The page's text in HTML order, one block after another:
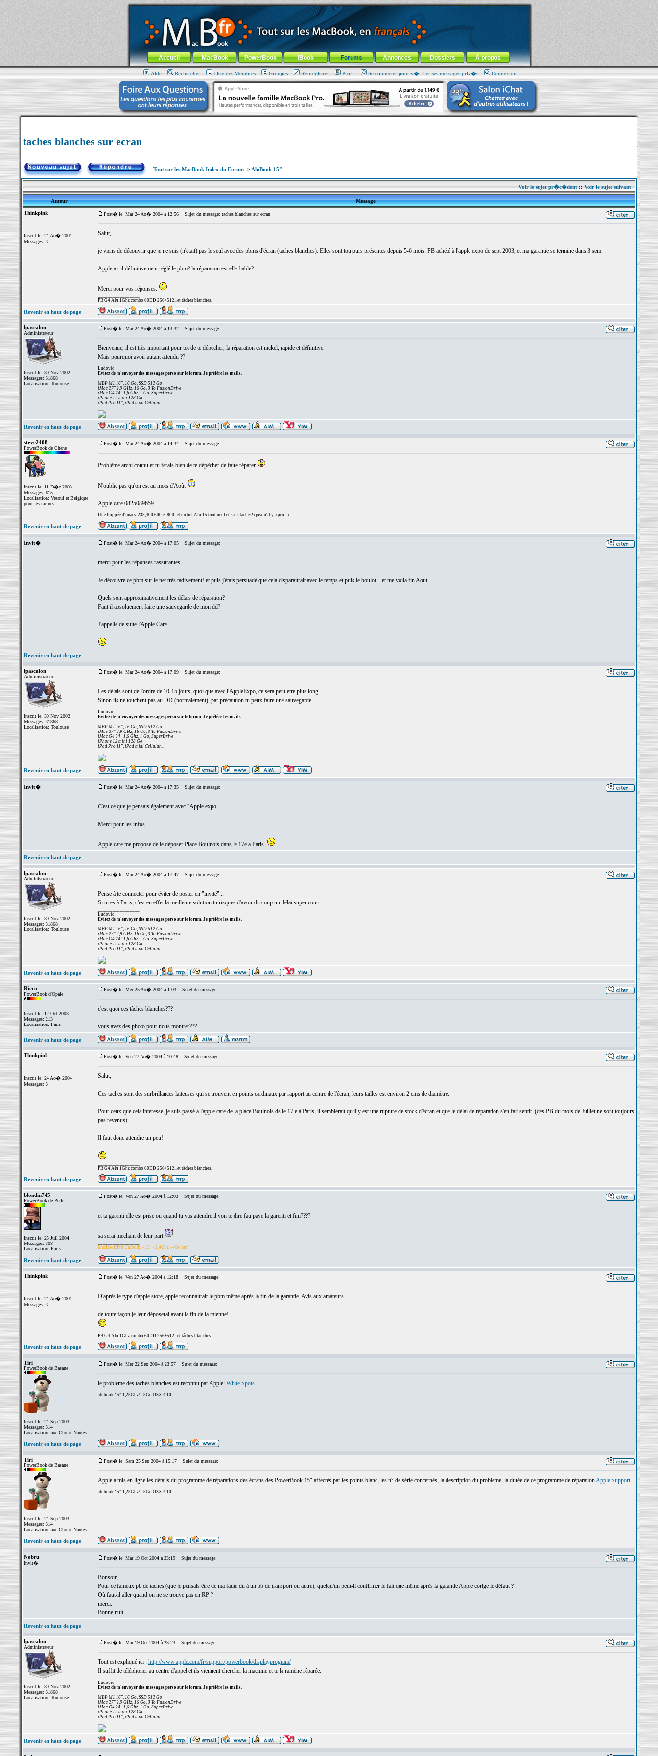
MacBook-fr.com : 100% Apple... 100% nomade !
Aller au contenu-Aller au menu général-Aller au menu de la rubrique
Menu général
Accueil MacBook PowerBook iBook Forums Annonces Dossiers À propos
Aide Rechercher Liste des Membres Groupes S'enregistrer Profil Se connecter pour v�rifier ses messages priv�s Connexion
taches blanches sur ecran
Tout sur les MacBook Index du Forum-> AluBook 15"
Voir le sujet pr�c�dent::Voir le sujet suivant
Auteur
Message
Thinkpink
Inscrit le: 24 Ao� 2004
Messages: 3
Post� le: Mar 24 Ao� 2004 à 12:56 Sujet du message: taches blanches sur ecran
Salut,
je viens de découvrir que je ne suis (n'était) pas le seul avec des pbms d'écran (taches blanches). Elles sont toujours présentes depuis 5-6 mois. PB achété à l'apple expo de sept 2003, et ma garantie se termine dans 3 sem.
Apple a t il définitivement réglé le pbm? la réparation est elle fiable?
Merci pour vos réponses.
PB G4 Alu 1Ghz combo 60DD 256+512...et tâches blanches.
Revenir en haut de page
lpascalon
Administrateur
Inscrit le: 30 Nov 2002
Messages: 31868
Localisation: Toulouse
Post� le: Mar 24 Ao� 2004 à 13:32 Sujet du message:
Bienvenue, il est très important pour toi de te dépecher, la réparation est nickel, rapide et définitive.
Mais pourquoi avoir autant attendu ??
Ludovic
Evitez de m'envoyer des messages perso sur le forum. Je préfère les mails.
MBP M1 16", 16 Go, SSD 512 Go
iMac 27" 2,9 GHz, 16 Go, 3 To FusionDrive
iMac G4 24" 1,6 Ghz, 1 Go, SuperDrive
iPhone 12 mini 128 Go
iPad Pro 11", iPad mini Cellular...
Revenir en haut de page
steve2408
PowerBook de Chêne
Inscrit le: 11 D�c 2003
Messages: 815
Localisation: Vesoul et Belgique
pour les racines...
Post� le: Mar 24 Ao� 2004 à 14:34 Sujet du message:
Problème archi connu et tu ferais bien de te dépêcher de faire réparer
N'oublie pas qu'on est au mois d'Août
Apple care 0825089659
Une floppée d'imacs:233,400,600 et 800; et un bel Alu 15 tout neuf et sans taches! (jusqu'il y a peu...)
Revenir en haut de page
Invit� Post� le: Mar 24 Ao� 2004 à 17:05 Sujet du message:
merci pour les réponses rassurantes.
Je découvre ce pbm sur le net très tadivement! et puis j'étais persuadé que cela disparaitrait avec le temps et puis le boulot....et me voila fin Aout.
Quels sont approximativement les délais de réparation?
Faut il absoluement faire une sauvegarde de mon dd?
J'appelle de suite l'Apple Care.
Revenir en haut de page
lpascalon
Administrateur
Inscrit le: 30 Nov 2002
Messages: 31868
Localisation: Toulouse
Post� le: Mar 24 Ao� 2004 à 17:09 Sujet du message:
Les délais sont de l'ordre de 10-15 jours, quoi que avec l'AppleExpo, ce sera peut etre plus long.
Sinon ils ne touchent pas au DD (normalement), par précaution tu peux faire une sauvegarde.
Ludovic
Evitez de m'envoyer des messages perso sur le forum. Je préfère les mails.
MBP M1 16", 16 Go, SSD 512 Go
iMac 27" 2,9 GHz, 16 Go, 3 To FusionDrive
iMac G4 24" 1,6 Ghz, 1 Go, SuperDrive
iPhone 12 mini 128 Go
iPad Pro 11", iPad mini Cellular...
Revenir en haut de page
Invit� Post� le: Mar 24 Ao� 2004 à 17:35 Sujet du message:
C'est ce que je pensais également avec l'Apple expo.
Merci pour les infos.
Apple care me propose de le déposer Place Boulnois dans le 17e a Paris.
Revenir en haut de page
lpascalon
Administrateur
Inscrit le: 30 Nov 2002
Messages: 31868
Localisation: Toulouse
Post� le: Mar 24 Ao� 2004 à 17:47 Sujet du message:
Pense à te connecter pour éviter de poster en "invité"...
Si tu es à Paris, c'est en effet la meilleure solution tu risques d'avoir du coup un délai super court.
Ludovic
Evitez de m'envoyer des messages perso sur le forum. Je préfère les mails.
MBP M1 16", 16 Go, SSD 512 Go
iMac 27" 2,9 GHz, 16 Go, 3 To FusionDrive
iMac G4 24" 1,6 Ghz, 1 Go, SuperDrive
iPhone 12 mini 128 Go
iPad Pro 11", iPad mini Cellular...
Revenir en haut de page
Ricco
PowerBook d'Opale
Inscrit le: 12 Oct 2003
Messages: 213
Localisation: Paris
Post� le: Mer 25 Ao� 2004 à 1:03 Sujet du message:
c'est quoi ces tâches blanches???
vous avez des photo pour nous montrer???
Revenir en haut de page
Thinkpink
Inscrit le: 24 Ao� 2004
Messages: 3
Post� le: Ven 27 Ao� 2004 à 10:48 Sujet du message:
Salut,
Ces taches sont des surbrillances laiteuses qui se trouvent en points cardinaux par rapport au centre de l'écran, leurs tailles est environ 2 cms de diamètre.
Pour ceux que cela interesse, je suis passé a l'apple care de la place Boulnois ds le 17 e à Paris, il semblerait qu'il y est une rupture de stock d'écran et que le délai de réparation s'en fait sentir. (des PB du mois de Juillet ne sont toujours
pas revenus).
Il faut donc attendre un peu!
PB G4 Alu 1Ghz combo 60DD 256+512...et tâches blanches.
Revenir en haut de page
blondin745
PowerBook de Perle
Inscrit le: 25 Juil 2004
Messages: 308
Localisation: Paris
Post� le: Ven 27 Ao� 2004 à 12:03 Sujet du message:
et ta garenti elle est prise ou quand tu vas attendre il von te dire fau paye la garenti et fini????
sa serai mechant de leur part
MacBook Pro Unibody - 13" - 2,4Ghz - 4Go ram
Revenir en haut de page
Thinkpink
Inscrit le: 24 Ao� 2004
Messages: 3
Post� le: Ven 27 Ao� 2004 à 12:18 Sujet du message:
D'après le type d'apple store, apple reconnaitrait le pbm même après la fin de la garantie. Avis aux amateurs.
de toute façon je leur déposerai avant la fin de la mienne!
PB G4 Alu 1Ghz combo 60DD 256+512...et tâches blanches.
Revenir en haut de page
Tiri
PowerBook de Basane
Inscrit le: 24 Sep 2003
Messages: 314
Localisation: axe Cholet-Nantes
Post� le: Mer 22 Sep 2004 à 23:57 Sujet du message:
le probleme des taches blanches est reconnu par Apple: White Spots
alubook 15" 1,25Ghz/1,5Go OSX.4.10
Revenir en haut de page
Tiri
PowerBook de Basane
Inscrit le: 24 Sep 2003
Messages: 314
Localisation: axe Cholet-Nantes
Post� le: Sam 25 Sep 2004 à 15:17 Sujet du message:
Apple a mis en ligne les détails du programme de réparations des écrans des PowerBook 15" affectés par les points blanc, les n° de série concernés, la description du probleme, la durée de ce programme de réparationApple Support
alubook 15" 1,25Ghz/1,5Go OSX.4.10
Revenir en haut de page
Nobru
Invit�
Post� le: Mar 19 Oct 2004 à 23:19 Sujet du message:
Bonsoir,
Pour ce fameux pb de taches (que je pensais être de ma faute du à un pb de transport ou autre), quelqu'un peut-il confirmer le fait que même après la garantie Apple corige le défaut ?
Où faut-il aller quand on ne se trouve pas en RP ?
merci.
Bonne nuit
Revenir en haut de page
lpascalon
Administrateur
Inscrit le: 30 Nov 2002
Messages: 31868
Localisation: Toulouse
Post� le: Mar 19 Oct 2004 à 23:23 Sujet du message:
Tout est expliqué ici : http://www.apple.com/fr/support/powerbook/displayprogram/
Il suffit de téléphoner au centre d'appel et ils viennent chercher la machine et te la ramène réparée.
Ludovic
Evitez de m'envoyer des messages perso sur le forum. Je préfère les mails.
MBP M1 16", 16 Go, SSD 512 Go
iMac 27" 2,9 GHz, 16 Go, 3 To FusionDrive
iMac G4 24" 1,6 Ghz, 1 Go, SuperDrive
iPhone 12 mini 128 Go
iPad Pro 11", iPad mini Cellular...
Revenir en haut de page